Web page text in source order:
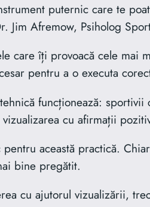
puternic care te
Jim Afremow, Psiholog
care îți provoacă cele
pentru a o executa
funcționează:
cu afirmații
această practică.
bine pregătit.
cu ajutorul vizualizării,